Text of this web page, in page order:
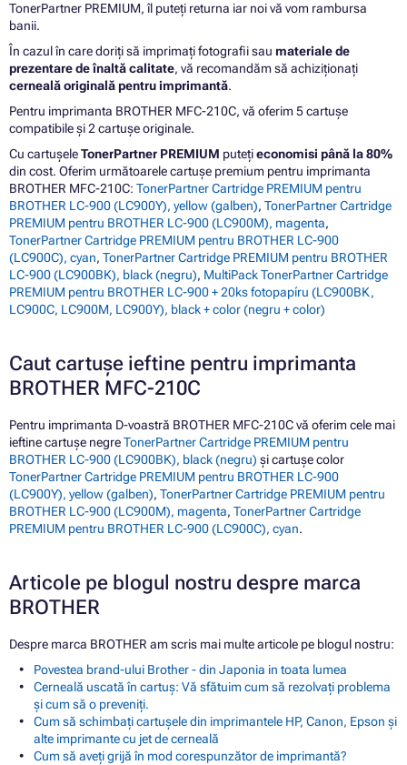
TonerPartner PREMIUM, îl puteți returna iar noi vă vom rambursa
banii.
În cazul în care doriți să imprimați fotografii sau materiale de
prezentare de înaltă calitate, vă recomandăm să achiziționați
cerneală originală pentru imprimantă.
Pentru imprimanta BROTHER MFC-210C, vă oferim 5 cartușe
compatibile și 2 cartușe originale.
Cu cartușeleTonerPartner PREMIUM putețieconomisi până la 80%
din cost. Oferim următoarele cartușe premium pentru imprimanta
BROTHER MFC-210C: TonerPartner Cartridge PREMIUM pentru
BROTHER LC-900 (LC900Y), yellow (galben), TonerPartner Cartridge
PREMIUM pentru BROTHER LC-900 (LC900M), magenta,
TonerPartner Cartridge PREMIUM pentru BROTHER LC-900
(LC900C), cyan, TonerPartner Cartridge PREMIUM pentru BROTHER
LC-900 (LC900BK), black (negru), MultiPack TonerPartner Cartridge
PREMIUM pentru BROTHER LC-900 + 20ks fotopapíru (LC900BK,
LC900C, LC900M, LC900Y), black + color (negru + color)
Caut cartușe ieftine pentru imprimanta
BROTHER MFC-210C
Pentru imprimanta D-voastră BROTHER MFC-210C vă oferim cele mai
ieftine cartușe negreTonerPartner Cartridge PREMIUM pentru
BROTHER LC-900 (LC900BK), black (negru) și cartușe color
TonerPartner Cartridge PREMIUM pentru BROTHER LC-900
(LC900Y), yellow (galben), TonerPartner Cartridge PREMIUM pentru
BROTHER LC-900 (LC900M), magenta, TonerPartner Cartridge
PREMIUM pentru BROTHER LC-900 (LC900C), cyan.
Articole pe blogul nostru despre marca
BROTHER
Despre marca BROTHER am scris mai multe articole pe blogul nostru:
Povestea brand-ului Brother - din Japonia in toata lumea
Cerneală uscată în cartuș: Vă sfătuim cum să rezolvați problema
și cum să o preveniți.
Cum să schimbați cartușele din imprimantele HP, Canon, Epson și
alte imprimante cu jet de cerneală
Cum să aveți grijă în mod corespunzător de imprimantă?